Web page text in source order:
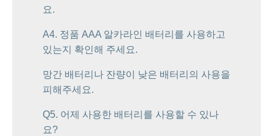
요.
A4. 정품 AAA 알카라인 배터리를 사용하고
있는지 확인해 주세요.
망간 배터리나 잔량이 낮은 배터리의 사용을
피해주세요.
Q5. 어제 사용한 배터리를 사용할 수 있나
요?